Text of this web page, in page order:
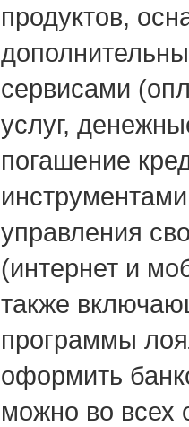
продуктов,
сервисами
услуг,
погашение
управления
(интернет и
также
программы
оформить
можно во всех